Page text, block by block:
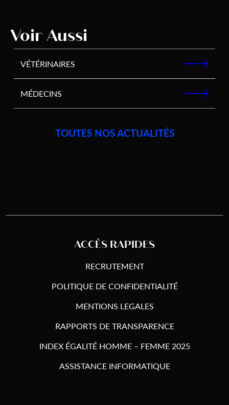
Voir Aussi
VÉTÉRINAIRES
MÉDECINS
TOUTES NOS ACTUALITÉS
ACCÈS RAPIDES
RECRUTEMENT
POLITIQUE DE CONFIDENTIALITÉ
MENTIONS LEGALES
RAPPORTS DE TRANSPARENCE
INDEX ÉGALITÉ HOMME – FEMME 2025
ASSISTANCE INFORMATIQUE